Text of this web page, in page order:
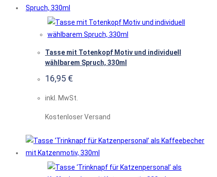
Tasse mit Totenkopf Motiv und individuell
wählbarem Spruch, 330ml
16,95 €
inkl. MwSt.
Kostenloser Versand